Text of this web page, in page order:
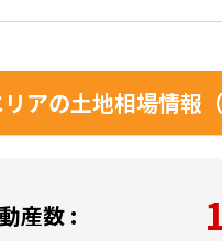
アの土地相場情報
産数 :